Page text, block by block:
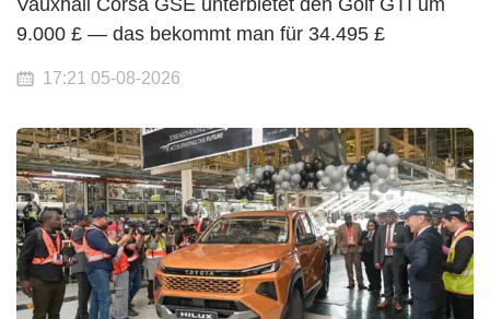
9.000 £ — das bekommt man für 34.495 £
17:21 05-08-2026